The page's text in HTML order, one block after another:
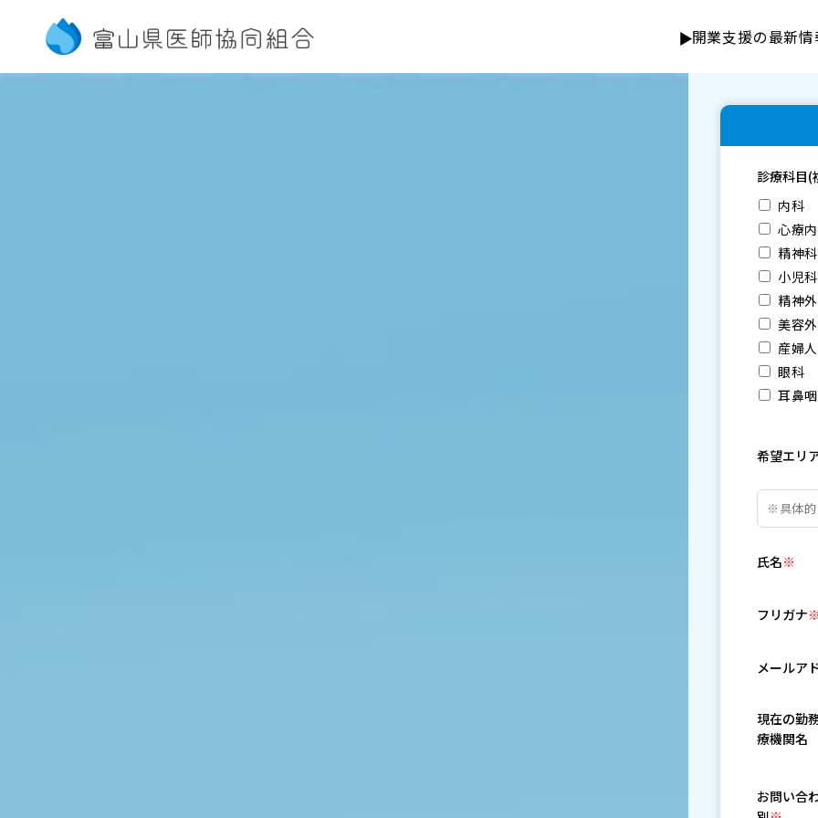
開業支援の最新
診療科目(
内科
心療
精神科
小児科
精神
美容
産婦
眼科
耳鼻
希望エリ
氏名※
フリガナ
メールア
現在の勤
療機関名
お問い合